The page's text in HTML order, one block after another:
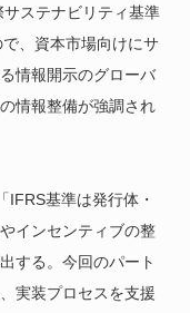
ステナビリティ基準
、資本市場向けにサ
情報開示のグローバ
情報整備が強調され
IFRS基準は発行体・
インセンティブの整
する。今回のパート
実装プロセスを支援